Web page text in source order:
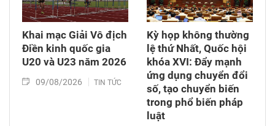
Khai mạc Giải Vô địch
Điền kinh quốc gia
U20 và U23 năm 2026
09/08/2026 TIN TỨC
Kỳ họp không thường
lệ thứ Nhất, Quốc hội
khóa XVI: Đẩy mạnh
ứng dụng chuyển đổi
số, tạo chuyển biến
trong phổ biến pháp
luật